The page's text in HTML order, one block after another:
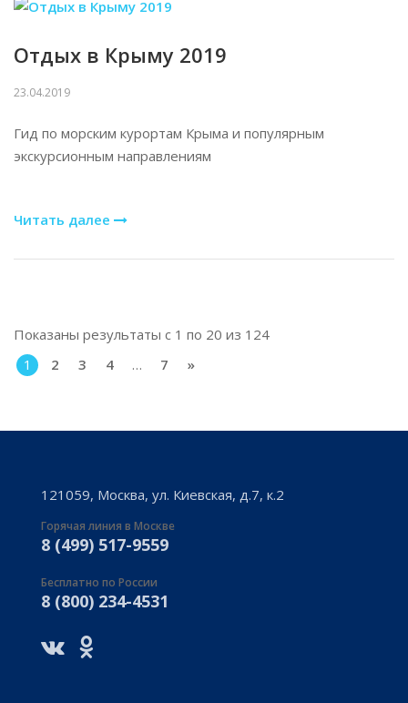
Отдых в Крыму 2019
23.04.2019
Гид по морским курортам Крыма и популярным
экскурсионным направлениям
Читать далее
Показаны результаты с 1 по 20 из 124
1
2 3 4 … 7 »
121059, Москва, ул. Киевская, д.7, к.2
Горячая линия в Москве
8 (499) 517-9559
Бесплатно по России
8 (800) 234-4531